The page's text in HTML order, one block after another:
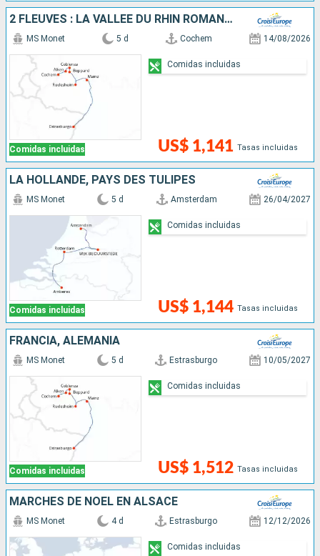
2 FLEUVES : LA VALLÉE DU RHIN ROMANTIQUE ET LA MAGIE DE LA MOSELLE
Comidas incluidas
MS Monet 5 d Cochem 14/08/2026
US$ 1,141 Tasas incluidas
Comidas incluidas
LA HOLLANDE, PAYS DES TULIPES
Comidas incluidas
MS Monet 5 d Amsterdam 26/04/2027
US$ 1,144 Tasas incluidas
Comidas incluidas
FRANCIA, ALEMANIA
Comidas incluidas
MS Monet 5 d Estrasburgo 10/05/2027
US$ 1,512 Tasas incluidas
Comidas incluidas
MARCHÉS DE NOËL EN ALSACE
MS Monet 4 d Estrasburgo 12/12/2026
Comidas incluidas